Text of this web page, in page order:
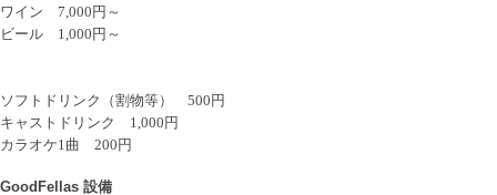
ワイン 7,000円～
ビール 1,000円～
ソフトドリンク（割物等） 500円
キャストドリンク 1,000円
カラオケ1曲 200円
GoodFellas 設備